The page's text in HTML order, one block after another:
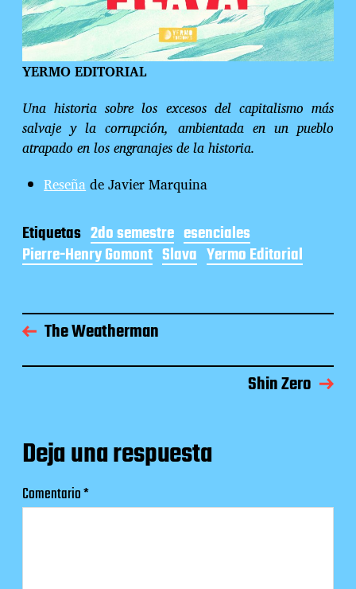
YERMO EDITORIAL
Una historia sobre los excesos del capitalismo más
salvaje y la corrupción, ambientada en un pueblo
atrapado en los engranajes de la historia.
Reseñade Javier Marquina
Etiquetas 2do semestre esenciales
Pierre-Henry Gomont Slava Yermo Editorial
The Weatherman
Shin Zero
Deja una respuesta
Comentario*